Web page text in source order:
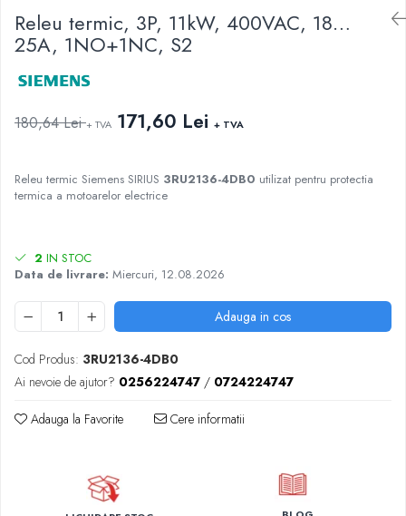
AFDD - Sigurante & dispozitive de
detectare
Releu termic, 3P, 11kW, 400VAC, 18…
25A, 1NO+1NC, S2
180,64 Lei+ TVA 171,60 Lei + TVA
Releu termic Siemens SIRIUS 3RU2136-4DB0 utilizat pentru protectia
termica a motoarelor electrice
2 IN STOC
Data de livrare: Miercuri, 12.08.2026
Adauga in cos
Cod Produs: 3RU2136-4DB0
Ai nevoie de ajutor? 0256224747 / 0724224747
Adauga la Favorite Cere informatii